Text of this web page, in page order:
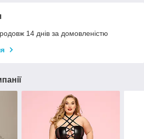
14 днів за домовленістю